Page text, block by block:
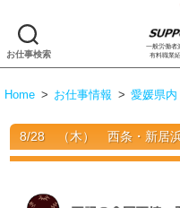
お仕事検索
一般労働者
有料職業
Home > お仕事情報 > 愛媛県内
8/28 （木） 西条・新居